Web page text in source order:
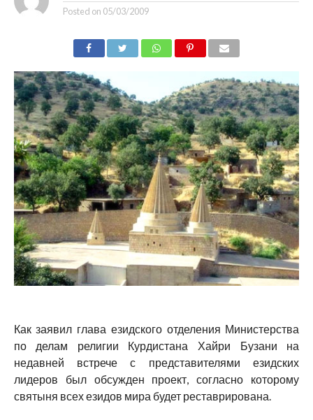
Posted on 05/03/2009
Как заявил глава езидского отделения Министерства
по делам религии Курдистана Хайри Бузани на
недавней встрече с представителями езидских
лидеров был обсужден проект, согласно которому
святыня всех езидов мира будет реставрирована.